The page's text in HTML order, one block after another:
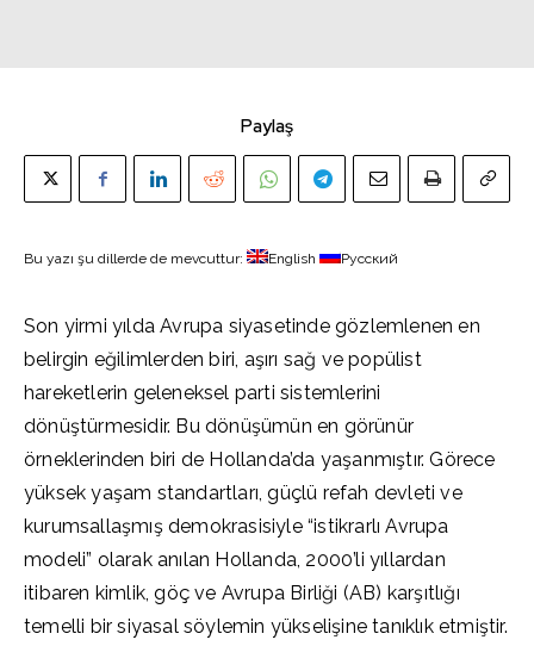
Paylaş
Bu yazı şu dillerde de mevcuttur: English Русский
Son yirmi yılda Avrupa siyasetinde gözlemlenen en
belirgin eğilimlerden biri, aşırı sağ ve popülist
hareketlerin geleneksel parti sistemlerini
dönüştürmesidir. Bu dönüşümün en görünür
örneklerinden biri de Hollanda’da yaşanmıştır. Görece
yüksek yaşam standartları, güçlü refah devleti ve
kurumsallaşmış demokrasisiyle “istikrarlı Avrupa
modeli” olarak anılan Hollanda, 2000’li yıllardan
itibaren kimlik, göç ve Avrupa Birliği (AB) karşıtlığı
temelli bir siyasal söylemin yükselişine tanıklık etmiştir.